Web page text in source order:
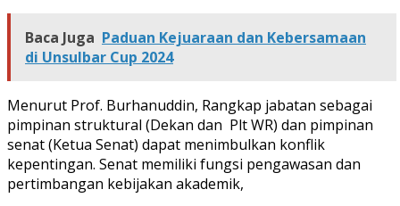
Baca Juga Paduan Kejuaraan dan Kebersamaan
di Unsulbar Cup 2024
Menurut Prof. Burhanuddin, Rangkap jabatan sebagai
pimpinan struktural (Dekan dan Plt WR) dan pimpinan
senat (Ketua Senat) dapat menimbulkan konflik
kepentingan. Senat memiliki fungsi pengawasan dan
pertimbangan kebijakan akademik,